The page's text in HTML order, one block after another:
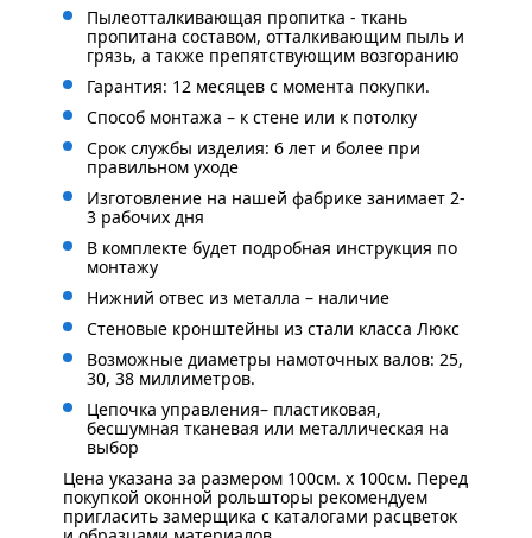
Пылеотталкивающая пропитка - ткань
пропитана составом, отталкивающим пыль и
грязь, а также препятствующим возгоранию
Гарантия: 12 месяцев с момента покупки.
Способ монтажа – к стене или к потолку
Срок службы изделия: 6 лет и более при
правильном уходе
Изготовление на нашей фабрике занимает 2-
3 рабочих дня
В комплекте будет подробная инструкция по
монтажу
Нижний отвес из металла – наличие
Стеновые кронштейны из стали класса Люкс
Возможные диаметры намоточных валов: 25,
30, 38 миллиметров.
Цепочка управления– пластиковая,
бесшумная тканевая или металлическая на
выбор
Цена указана за размером 100см. x 100см. Перед
покупкой оконной рольшторы рекомендуем
пригласить замерщика с каталогами расцветок